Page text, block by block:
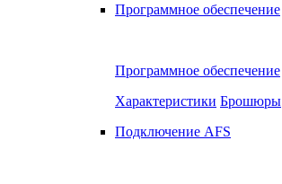
Программное обеспечение
Программное обеспечение
Характеристики Брошюры
Подключение AFS